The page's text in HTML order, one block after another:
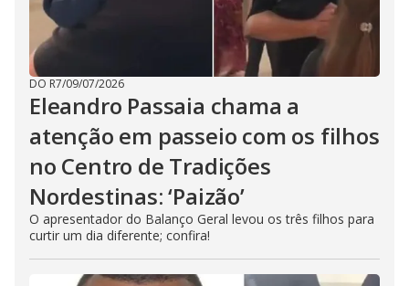
DO R7/09/07/2026
Eleandro Passaia chama a
atenção em passeio com os filhos
no Centro de Tradições
Nordestinas: ‘Paizão’
O apresentador do Balanço Geral levou os três filhos para
curtir um dia diferente; confira!